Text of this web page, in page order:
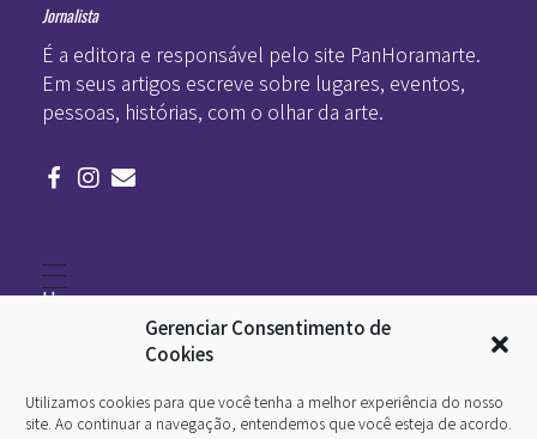
Gerenciar Consentimento de
Cookies
Utilizamos cookies para que você tenha a melhor experiência do nosso
site. Ao continuar a navegação, entendemos que você esteja de acordo.
Jornalista
É a editora e responsável pelo site PanHoramarte.
Em seus artigos escreve sobre lugares, eventos,
pessoas, histórias, com o olhar da arte.
Home
Arte
O que é arte
Quem somos